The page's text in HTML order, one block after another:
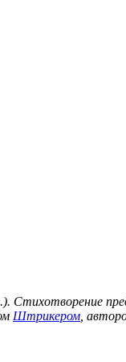
Стихотворение
Штрикером ,